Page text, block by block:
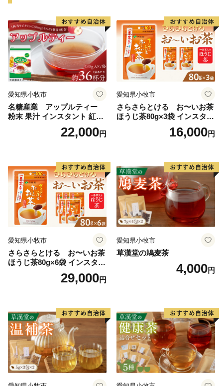
目立たんけどもそこそこ住み良い。 なかなかええや
ん！貝塚市。
---------------------------------------------------------------------------
-----
愛知県小牧市
名糖産業 アップルティー
粉末 果汁 インスタント 紅茶
ティー ビタミンC 袋 ロング
セラー 粉末飲料 粉末茶 簡単
22,000円
愛知県小牧市
さらさらとける お〜いお茶
ほうじ茶80g×3袋 インスタン
トほうじ茶 粉末ほうじ茶 粉
末茶 おーいお茶 粉末緑茶
16,000円
愛知県小牧市
さらさらとける お〜いお茶
ほうじ茶80g×6袋 インスタン
トほうじ茶 粉末ほうじ茶 粉
末茶 おーいお茶 粉末緑茶
29,000円
愛知県小牧市
草漢堂の鳩麦茶
4,000円